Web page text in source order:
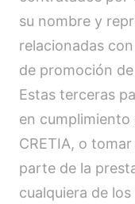
su nombre y
relacionadas
de promoción
Estas terceras
en
CRETIA, o
parte de la
cualquiera de